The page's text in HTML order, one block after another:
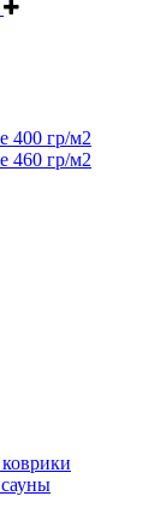
400 гр/м2
460 гр/м2